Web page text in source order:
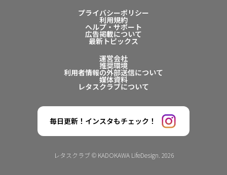
プライバシーポリシー
利用規約
ヘルプ・サポート
広告掲載について
最新トピックス
運営会社
推奨環境
利用者情報の外部送信について
媒体資料
レタスクラブについて
毎日更新！インスタもチェック！
レタスクラブ © KADOKAWA LifeDesign. 2026